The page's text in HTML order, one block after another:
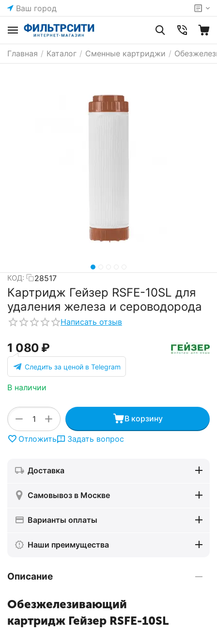
Ваш город
Главная / Каталог / Сменные картриджи /
КОД: 28517
Картридж Гейзер RSFE-10SL для
удаления железа и сероводорода
Написать отзыв
1 080 ₽
Следить за ценой в Telegram
В наличии
+
− В корзину
Отложить Задать вопрос
Доставка
Самовывоз в Москве
Варианты оплаты
Наши преимущества
Описание
Обезжелезивающий
картридж Гейзер RSFE-10SL